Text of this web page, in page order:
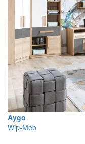
Aygo
Wip-Meb